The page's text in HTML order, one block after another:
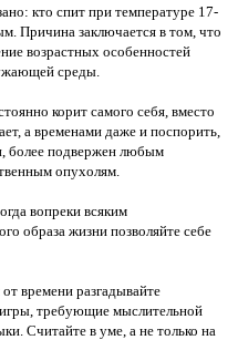
кто спит при температуре 17-
Причина заключается в том, что
возрастных особенностей
среды.
корит самого себя, вместо
а временами даже и поспорить,
более подвержен любым
опухолям.
вопреки всяким
образа жизни позволяйте себе
времени разгадывайте
требующие мыслительной
Считайте в уме, а не только на